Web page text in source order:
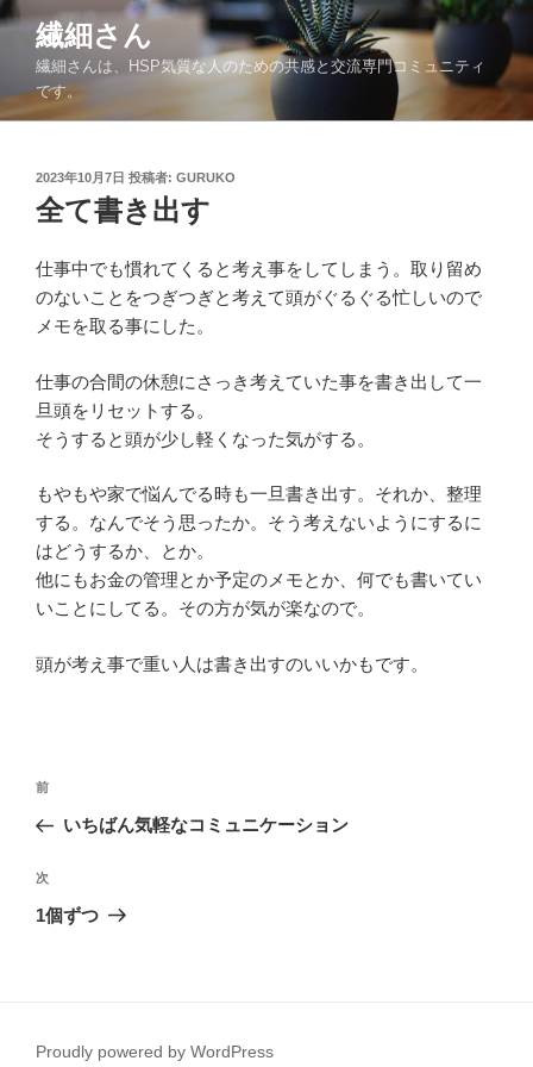
コ
ン
ツ
繊細さん
繊細さんは、HSP気質な人のための共感と交流専門コミュニティ
です。
投
稿
日:
2023年10月7日 投稿者: GURUKO
全て書き出す
仕事中でも慣れてくると考え事をしてしまう。取り留め
のないことをつぎつぎと考えて頭がぐるぐる忙しいので
メモを取る事にした。
仕事の合間の休憩にさっき考えていた事を書き出して一
旦頭をリセットする。
そうすると頭が少し軽くなった気がする。
もやもや家で悩んでる時も一旦書き出す。それか、整理
する。なんでそう思ったか。そう考えないようにするに
はどうするか、とか。
他にもお金の管理とか予定のメモとか、何でも書いてい
いことにしてる。その方が気が楽なので。
頭が考え事で重い人は書き出すのいいかもです。
投
ビ
ゲ
ン
前
の
稿
前
いちばん気軽なコミュニケーション
次
の
次
1個ずつ
Proudly powered by WordPress